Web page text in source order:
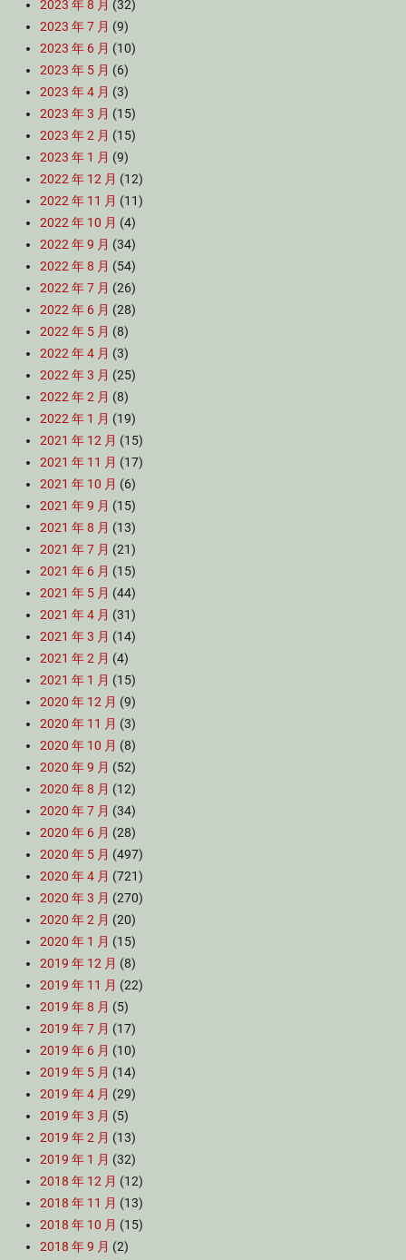
2023 年 8 月 (32)
2023 年 7 月 (9)
2023 年 6 月 (10)
2023 年 5 月 (6)
2023 年 4 月 (3)
2023 年 3 月 (15)
2023 年 2 月 (15)
2023 年 1 月 (9)
2022 年 12 月 (12)
2022 年 11 月 (11)
2022 年 10 月 (4)
2022 年 9 月 (34)
2022 年 8 月 (54)
2022 年 7 月 (26)
2022 年 6 月 (28)
2022 年 5 月 (8)
2022 年 4 月 (3)
2022 年 3 月 (25)
2022 年 2 月 (8)
2022 年 1 月 (19)
2021 年 12 月 (15)
2021 年 11 月 (17)
2021 年 10 月 (6)
2021 年 9 月 (15)
2021 年 8 月 (13)
2021 年 7 月 (21)
2021 年 6 月 (15)
2021 年 5 月 (44)
2021 年 4 月 (31)
2021 年 3 月 (14)
2021 年 2 月 (4)
2021 年 1 月 (15)
2020 年 12 月 (9)
2020 年 11 月 (3)
2020 年 10 月 (8)
2020 年 9 月 (52)
2020 年 8 月 (12)
2020 年 7 月 (34)
2020 年 6 月 (28)
2020 年 5 月 (497)
2020 年 4 月 (721)
2020 年 3 月 (270)
2020 年 2 月 (20)
2020 年 1 月 (15)
2019 年 12 月 (8)
2019 年 11 月 (22)
2019 年 8 月 (5)
2019 年 7 月 (17)
2019 年 6 月 (10)
2019 年 5 月 (14)
2019 年 4 月 (29)
2019 年 3 月 (5)
2019 年 2 月 (13)
2019 年 1 月 (32)
2018 年 12 月 (12)
2018 年 11 月 (13)
2018 年 10 月 (15)
2018 年 9 月 (2)